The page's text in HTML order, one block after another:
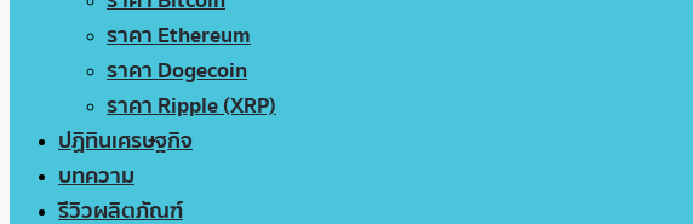
ราคา Ethereum
ราคา Dogecoin
ราคา Ripple (XRP)
ปฏิทินเศรษฐกิจ
บทความ
รีวิวผลิตภัณฑ์